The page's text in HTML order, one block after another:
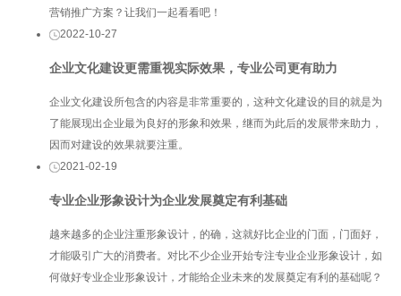
营销推广方案？让我们一起看看吧！
2022-10-27
企业文化建设更需重视实际效果，专业公司更有助力
企业文化建设所包含的内容是非常重要的，这种文化建设的目的就是为
了能展现出企业最为良好的形象和效果，继而为此后的发展带来助力，
因而对建设的效果就要注重。
2021-02-19
专业企业形象设计为企业发展奠定有利基础
越来越多的企业注重形象设计，的确，这就好比企业的门面，门面好，
才能吸引广大的消费者。对比不少企业开始专注专业企业形象设计，如
何做好专业企业形象设计，才能给企业未来的发展奠定有利的基础呢？